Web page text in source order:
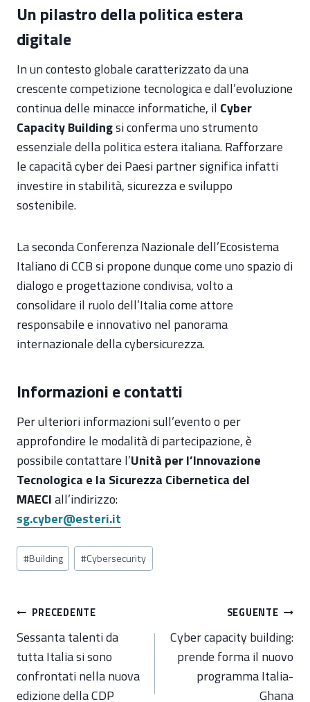
Un pilastro della politica estera
digitale
In un contesto globale caratterizzato da una
crescente competizione tecnologica e dall’evoluzione
continua delle minacce informatiche, il Cyber
Capacity Buildingsi conferma uno strumento
essenziale della politica estera italiana. Rafforzare
le capacità cyber dei Paesi partner significa infatti
investire in stabilità, sicurezza e sviluppo
sostenibile.
La seconda Conferenza Nazionale dell’Ecosistema
Italiano di CCB si propone dunque come uno spazio di
dialogo e progettazione condivisa, volto a
consolidare il ruolo dell’Italia come attore
responsabile e innovativo nel panorama
internazionale della cybersicurezza.
Informazioni e contatti
Per ulteriori informazioni sull’evento o per
approfondire le modalità di partecipazione, è
possibile contattare l’Unità per l’Innovazione
Tecnologica e la Sicurezza Cibernetica del
MAECIall’indirizzo:
sg.cyber@esteri.it
Tag
articolo:
#Building #Cybersecurity
Navigazione
articoli
PRECEDENTE
Sessanta talenti da
tutta Italia si sono
confrontati nella nuova
edizione della CDP
SEGUENTE
Cyber capacity building:
prende forma il nuovo
programma Italia-
Ghana